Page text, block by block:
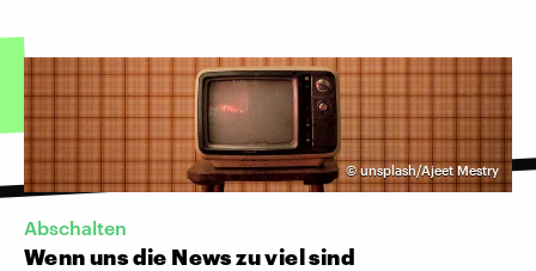
© unsplash/Ajeet Mestry
Abschalten
Wenn uns die News zu viel sind